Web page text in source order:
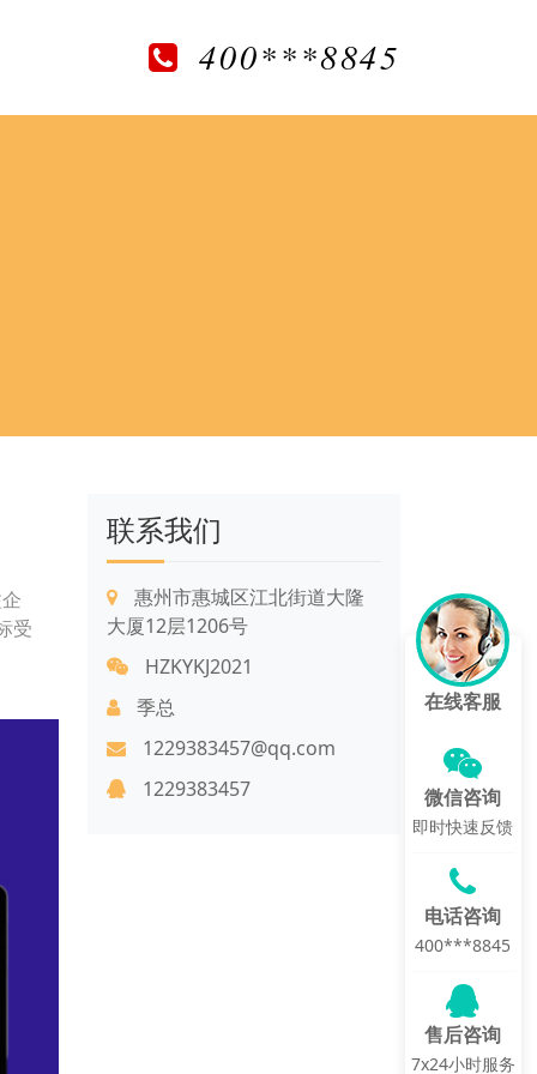
400***8845
受
联系我们
惠州市惠城区江北街道大隆
大厦12层1206号
HZKYKJ2021
季总
1229383457@qq.com
1229383457
在线客服
微信咨询
即时快速反馈
电话咨询
400***8845
售后咨询
7x24小时服务